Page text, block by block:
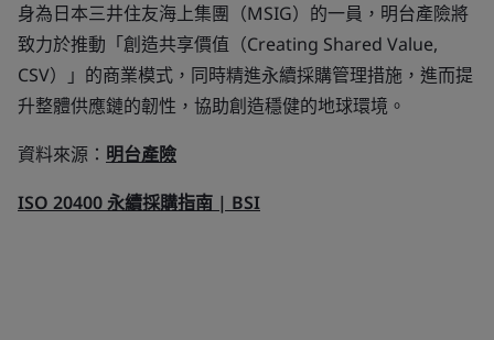
身為日本三井住友海上集團（MSIG）的一員，明台產險將
致力於推動「創造共享價值（Creating Shared Value,
CSV）」的商業模式，同時精進永續採購管理措施，進而提
升整體供應鏈的韌性，協助創造穩健的地球環境。
資料來源： 明台產險
ISO 20400 永續採購指南 | BSI